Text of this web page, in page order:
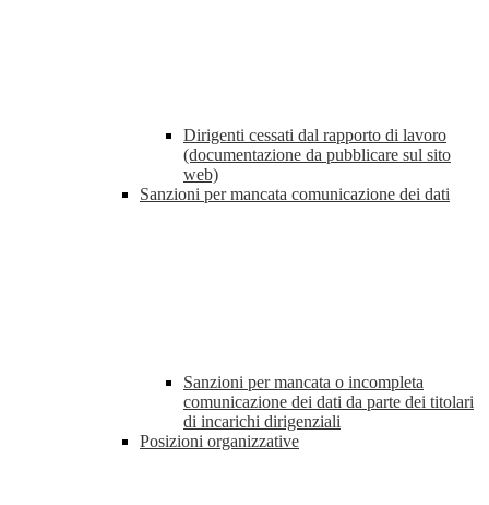
Dirigenti cessati dal rapporto di lavoro
(documentazione da pubblicare sul sito
web)
Sanzioni per mancata comunicazione dei dati
Sanzioni per mancata o incompleta
comunicazione dei dati da parte dei titolari
di incarichi dirigenziali
Posizioni organizzative